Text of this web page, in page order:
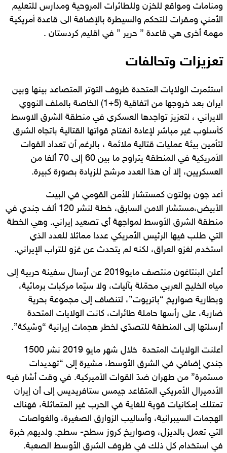
ومنامات ومواقع للخزن وللطائرات المروحية ومدارس للتعليم
الأمني ومقرات للتحكم والسيطرة بالإضافة الى قاعدة أمريكية
مهمة أخرى هي قاعدة ” حرير ” في اقليم كردستان .
تعزيزات وتحالفات
استثمرت الولايات المتحدة ظروف التوتر المتصاعد بينها وبين
ايران بعد خروجها من اتفاقية (5+1) الخاصة بالملف النووي
الايراني ، لتعزيز تواجدها العسكري في منطقة الشرق الاوسط
كأسلوب غير مباشر لإعادة انفتاح قواتها القتالية باتجاه الشرق
لتأمين بيئة عمليات قتالية ملائمة ، بالرغم أن تعداد القوات
الأمريكية في المنطقة يتراوح ما بين 60 إلى 70 ألفا من
العسكريين، إلا أن هذا العدد مرشح للزيادة بصورة كبيرة.
أعد جون بولتون كمستشار للأمن القومي في البيت
الأبيض،مستشار الامن السابق، خطة لنشر 120 ألف جندي في
منطقة الشرق الأوسط لمواجهة أي تصعيد إيراني. وهي الخطة
التي طلب فيها الرئيس الأمريكي عددا مماثلا للعدد الذي
استخدم لغزو العراق، لكنه لم يتحدث عن غزو للتراب الإيراني.
أعلن البنتاغون منتصف مايو2019 عن أرسال سفينة حربية إلى
مياه الخليج العربي محمّلة بآليات، ولا سيّما مركبات برمائية،
وبطارية صواريخ “باتريوت”، لتنضاف إلى مجموعة بحرية
ضاربة، على رأسها حاملة طائرات، كانت الولايات المتحدة
أرسلتها إلى المنطقة للتصدّي لخطر هجمات إيرانية “وشيكة”.
أعلنت الولايات المتحدة خلال شهر مايو 2019 نشر 1500
جندي إضافي في الشرق الأوسط، مشيرة إلى “تهديدات
مستمرة” من طهران ضدّ القوات الأميركية. في وقت أشار فيه
الأدميرال الأمريكي المتقاعد جيمس ستافريديس إلى أن إيران
تمتلك إمكانيات قوية للغاية في الحرب غير المتماثلة، فهناك
الهجمات السيبرانية، وأساليب الزوارق الصغيرة، والغواصات
التي تعمل بالديزل، وصواريخ كروز سطح- سطح. ولديهم خبرة
في استخدام كل ذلك في ظروف الشرق الأوسط الصعبة.